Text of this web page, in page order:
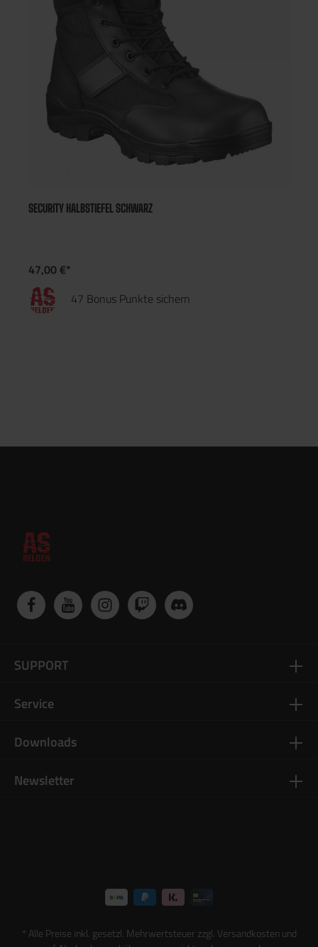
SECURITY HALBSTIEFEL SCHWARZ
47,00 €*
47 Bonus Punkte sichern
Newsletter
SUPPORT
Service
Downloads
* Alle Preise inkl. gesetzl. Mehrwertsteuer zzgl. Versandkostenund